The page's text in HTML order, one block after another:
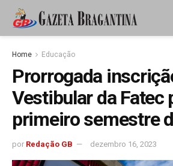
Home Educação
Prorrogada
Vestibular da Fatec
primeiro semestre
por Redação GB dezembro 16, 2023